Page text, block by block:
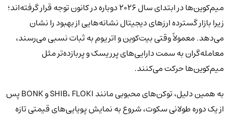
میم‌کوین‌ها در ابتدای سال ۲۰۲۶ دوباره در کانون توجه قرار گرفته‌اند؛
زیرا بازار گسترده ارزهای دیجیتال نشانه‌هایی از بهبود را نشان
می‌دهد. معمولاً وقتی بیت‌کوین و اتریوم به ثبات نسبی می‌رسند،
معامله‌گران به سمت دارایی‌های پرریسک و پربازده‌تر مثل
میم‌کوین‌ها حرکت می‌کنند.
به همین دلیل، توکن‌های محبوبی مانند SHIB، FLOKI و BONK پس
از یک دوره طولانی سکوت، شروع به نمایش پویایی‌های قیمتی تازه